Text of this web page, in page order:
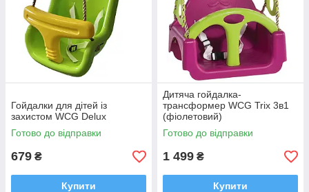
Гойдалки для дітей із
захистом WCG Delux
Готово до відправки
679 ₴
Купити
Дитяча гойдалка-
трансформер WCG Trix 3в1
(фіолетовий)
Готово до відправки
1 499 ₴
Купити